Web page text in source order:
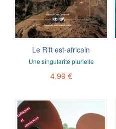
Le Rift est-africain
Une singularité plurielle
4,99 €